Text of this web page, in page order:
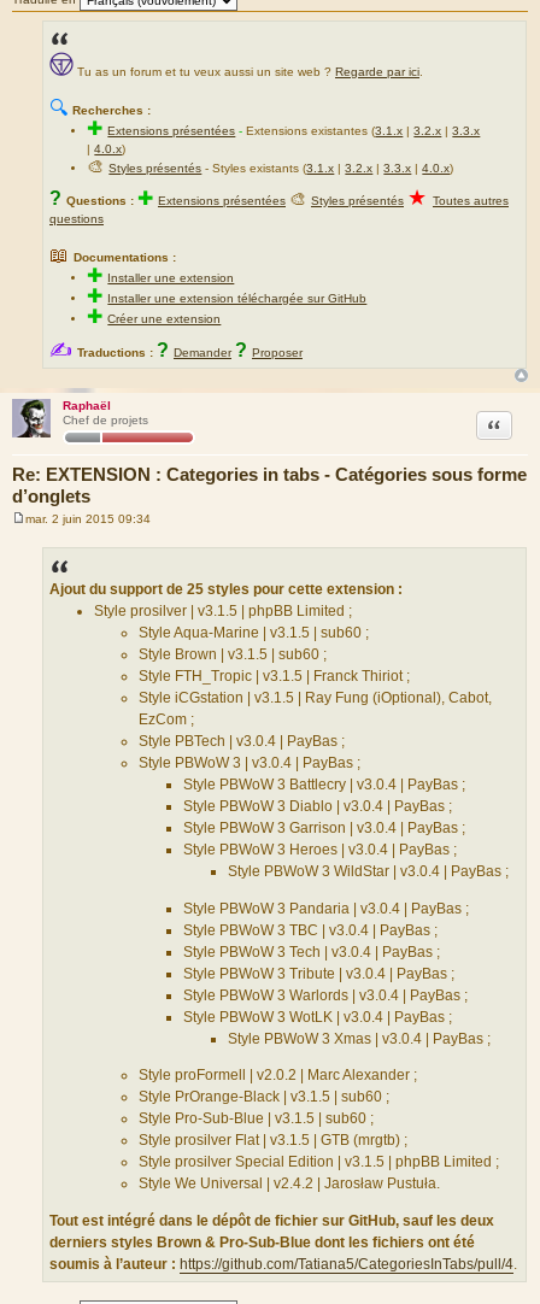
Tu as un forum et tu veux aussi un site web ? Regarde par ici
🔍 Recherches :
✚Extensions présentées -Extensions existantes (3.1.x |3.2.x |3.3.x
|4.0.x)
🎨Styles présentés - Styles existants (3.1.x |3.2.x |3.3.x |4.0.x)
? Questions : ✚ Extensions présentées 🎨 Styles présentés ★ Toutes autres
questions
📖 Documentations :
✚ Installer une extension
✚ Installer une extension téléchargée sur GitHub
✚Créer une extension
✍ Traductions : ? Demander ? Proposer
Raphaël
Chef de projets
Re: EXTENSION : Categories in tabs - Catégories sous forme
d’onglets
Citation
mar. 2 juin 2015 09:34
Ajout du support de 25 styles pour cette extension :
Style prosilver | v3.1.5 | phpBB Limited ;
Style Aqua-Marine | v3.1.5 | sub60 ;
Style Brown | v3.1.5 | sub60 ;
Style FTH_Tropic | v3.1.5 | Franck Thiriot ;
Style iCGstation | v3.1.5 | Ray Fung (iOptional), Cabot,
EzCom ;
Style PBTech | v3.0.4 | PayBas ;
Style PBWoW 3 | v3.0.4 | PayBas ;
Style PBWoW 3 Battlecry | v3.0.4 | PayBas ;
Style PBWoW 3 Diablo | v3.0.4 | PayBas ;
Style PBWoW 3 Garrison | v3.0.4 | PayBas ;
Style PBWoW 3 Heroes | v3.0.4 | PayBas ;
Style PBWoW 3 WildStar | v3.0.4 | PayBas ;
Style PBWoW 3 Pandaria | v3.0.4 | PayBas ;
Style PBWoW 3 TBC | v3.0.4 | PayBas ;
Style PBWoW 3 Tech | v3.0.4 | PayBas ;
Style PBWoW 3 Tribute | v3.0.4 | PayBas ;
Style PBWoW 3 Warlords | v3.0.4 | PayBas ;
Style PBWoW 3 WotLK | v3.0.4 | PayBas ;
Style PBWoW 3 Xmas | v3.0.4 | PayBas ;
Style proFormell | v2.0.2 | Marc Alexander ;
Style PrOrange-Black | v3.1.5 | sub60 ;
Style Pro-Sub-Blue | v3.1.5 | sub60 ;
Style prosilver Flat | v3.1.5 | GTB (mrgtb) ;
Style prosilver Special Edition | v3.1.5 | phpBB Limited ;
Style We Universal | v2.4.2 | Jarosław Pustuła.
Tout est intégré dans le dépôt de fichier sur GitHub, sauf les deux
derniers styles Brown & Pro-Sub-Blue dont les fichiers ont été
soumis à l’auteur : https://github.com/Tatiana5/CategoriesInTabs/pull/4